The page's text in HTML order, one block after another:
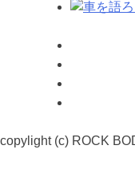
copylight (c) ROCK